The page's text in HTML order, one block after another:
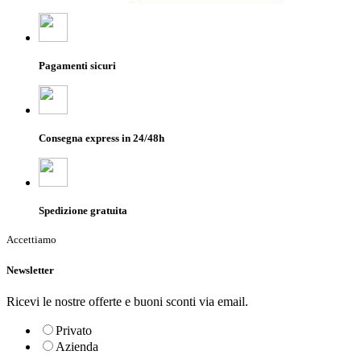
Pagamenti sicuri
Consegna express in 24/48h
Spedizione gratuita
Accettiamo
Newsletter
Ricevi le nostre offerte e buoni sconti via email.
Privato
Azienda